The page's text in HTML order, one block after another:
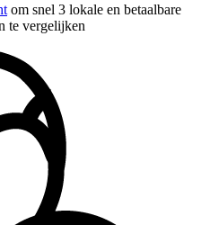
om snel 3 lokale en betaalbare
te vergelijken